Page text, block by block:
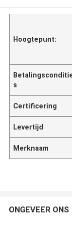
Hoogtepunt:
s
Certificering
Levertijd
Merknaam
ONGEVEER ONS